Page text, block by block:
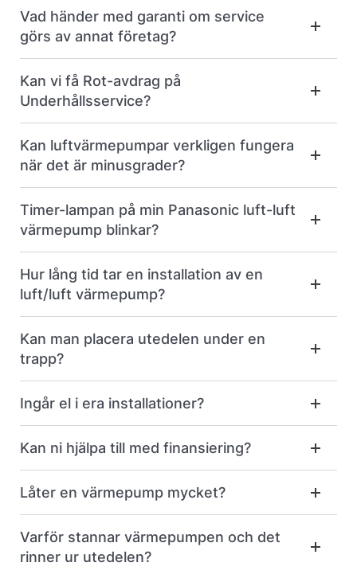
Vad händer med garanti om service
görs av annat företag?
Kan vi få Rot-avdrag på
Underhållsservice?
Kan luftvärmepumpar verkligen fungera
när det är minusgrader?
Timer-lampan på min Panasonic luft-luft
värmepump blinkar?
Hur lång tid tar en installation av en
luft/luft värmepump?
Kan man placera utedelen under en
trapp?
Ingår el i era installationer?
Kan ni hjälpa till med finansiering?
Låter en värmepump mycket?
Varför stannar värmepumpen och det
rinner ur utedelen?